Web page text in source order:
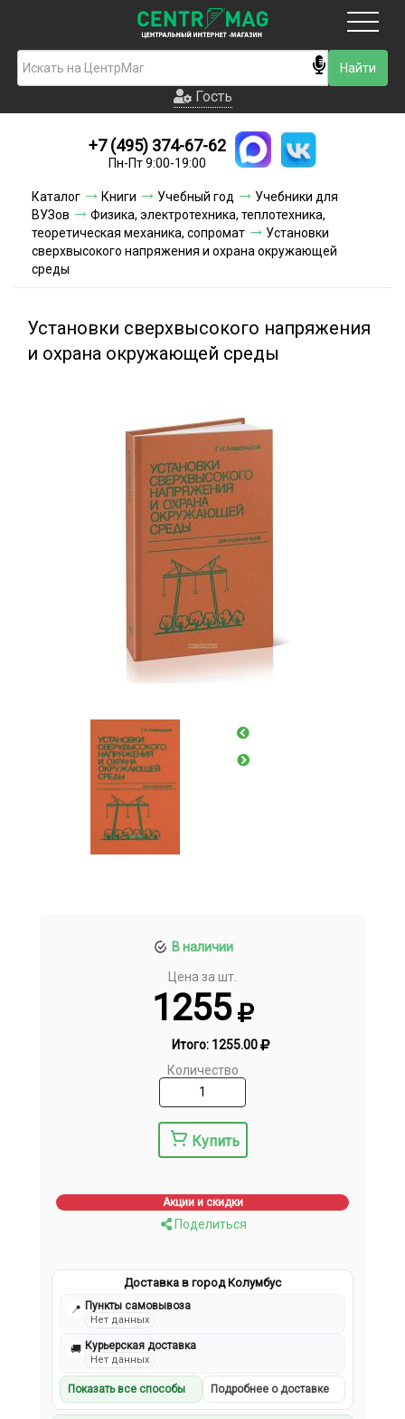
Гость
Новинки
Условия доставки
Условия оплаты
Гость
+7 (495) 374-67-62
Пн-Пт 9:00-19:00
Каталог Книги Учебный год
Учебники для
ВУЗов
Физика, электротехника, теплотехника,
теоретическая механика, сопромат
Установки
сверхвысокого напряжения и охрана окружающей
среды
Установки сверхвысокого напряжения
и охрана окружающей среды
В наличии
Цена за шт.
1255
Итого: 1255.00
Количество
Купить
Акции и скидки
Поделиться
Доставка в город Колумбус
📍 Пункты самовывоза
Нет данных
🚚 Курьерская доставка
Нет данных
Показать все способы Подробнее о доставке